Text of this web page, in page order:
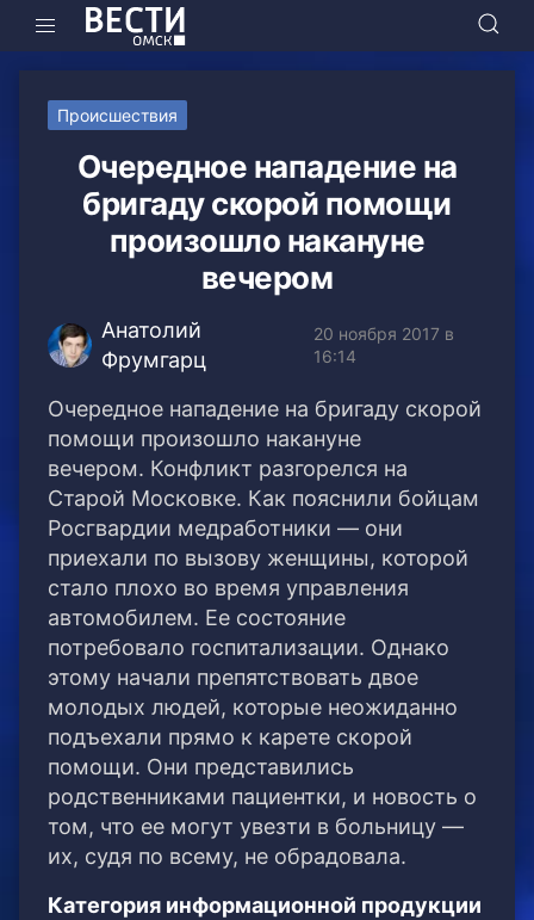
Происшествия
Очередное нападение на
бригаду скорой помощи
произошло накануне
вечером
Анатолий
Фрумгарц
20 ноября 2017 в
16:14
Очередное нападение на бригаду скорой
помощи произошло накануне
вечером. Конфликт разгорелся на
Старой Московке. Как пояснили бойцам
Росгвардии медработники — они
приехали по вызову женщины, которой
стало плохо во время управления
автомобилем. Ее состояние
потребовало госпитализации. Однако
этому начали препятствовать двое
молодых людей, которые неожиданно
подъехали прямо к карете скорой
помощи. Они представились
родственниками пациентки, и новость о
том, что ее могут увезти в больницу —
их, судя по всему, не обрадовала.
Категория информационной продукции